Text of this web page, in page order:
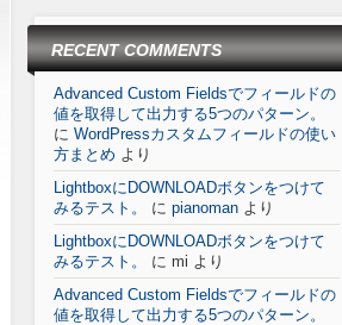
RECENT COMMENTS
Advanced Custom Fieldsでフィールドの
値を取得して出力する5つのパターン。
に WordPressカスタムフィールドの使い
方まとめ より
LightboxにDOWNLOADボタンをつけて
みるテスト。
に pianoman より
LightboxにDOWNLOADボタンをつけて
みるテスト。
に mi より
Advanced Custom Fieldsでフィールドの
値を取得して出力する5つのパターン。